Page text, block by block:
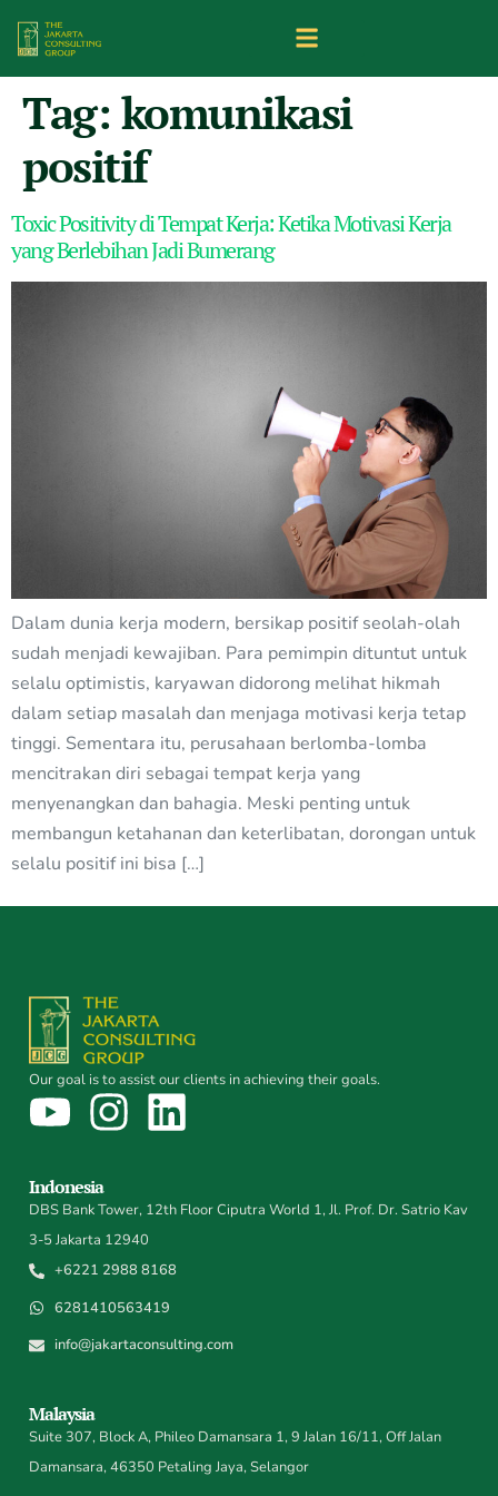
Tag: komunikasi
positif
Toxic Positivity di Tempat Kerja: Ketika Motivasi Kerja
yang Berlebihan Jadi Bumerang
Dalam dunia kerja modern, bersikap positif seolah-olah
sudah menjadi kewajiban. Para pemimpin dituntut untuk
selalu optimistis, karyawan didorong melihat hikmah
dalam setiap masalah dan menjaga motivasi kerja tetap
tinggi. Sementara itu, perusahaan berlomba-lomba
mencitrakan diri sebagai tempat kerja yang
menyenangkan dan bahagia. Meski penting untuk
membangun ketahanan dan keterlibatan, dorongan untuk
selalu positif ini bisa […]
Our goal is to assist our clients in achieving their goals.
Indonesia
DBS Bank Tower, 12th Floor Ciputra World 1, Jl. Prof. Dr. Satrio Kav
3-5 Jakarta 12940
+6221 2988 8168
6281410563419
info@jakartaconsulting.com
Malaysia
Suite 307, Block A, Phileo Damansara 1, 9 Jalan 16/11, Off Jalan
Damansara, 46350 Petaling Jaya, Selangor